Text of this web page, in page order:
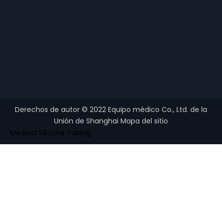
Derechos de autor © 2022 Equipo médico Co., Ltd. de la
Unión de Shanghai Mapa del sitio
Medical Silicone Tubing